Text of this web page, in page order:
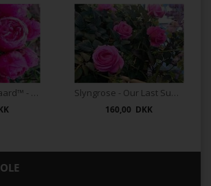
Rose - Lise Nørgaard™ - Plant'n' Relax® Slyngrose - Our Last Summer™- Plant'n' Relax®
160,00 DKK